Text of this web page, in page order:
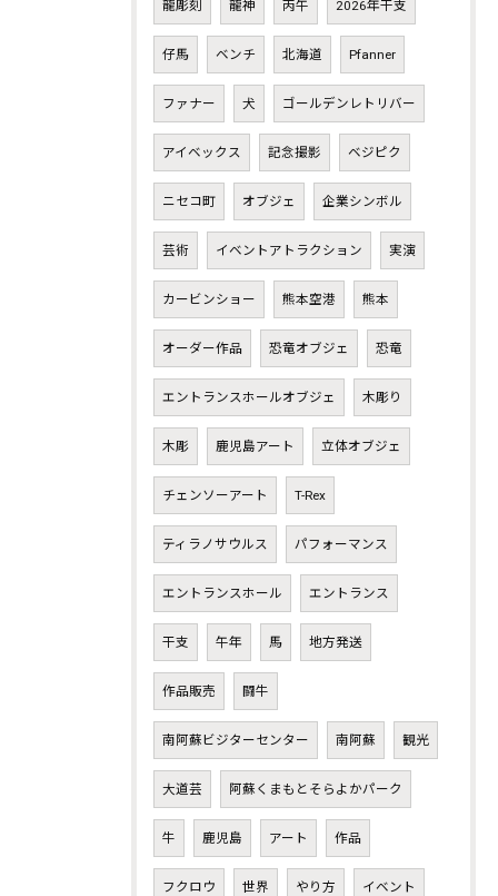
龍彫刻 龍神 丙午 2026年干支
仔馬 ベンチ 北海道 Pfanner
ファナー 犬 ゴールデンレトリバー
アイベックス 記念撮影 ベジピク
ニセコ町 オブジェ 企業シンボル
芸術 イベントアトラクション 実演
カービンショー 熊本空港 熊本
オーダー作品 恐竜オブジェ 恐竜
エントランスホールオブジェ 木彫り
木彫 鹿児島アート 立体オブジェ
チェンソーアート T-Rex
ティラノサウルス パフォーマンス
エントランスホール エントランス
干支 午年 馬 地方発送
作品販売 闘牛
南阿蘇ビジターセンター 南阿蘇 観光
大道芸 阿蘇くまもとそらよかパーク
牛 鹿児島 アート 作品
フクロウ 世界 やり方 イベント